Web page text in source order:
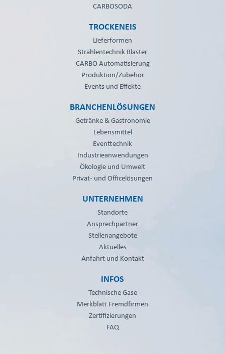
CARBOSODA
TROCKENEIS
Lieferformen
Strahlentechnik Blaster
CARBO Automatisierung
Produktion/Zubehör
Events und Effekte
BRANCHENLÖSUNGEN
Getränke & Gastronomie
Lebensmittel
Eventtechnik
Industrieanwendungen
Ökologie und Umwelt
Privat- und Officelösungen
UNTERNEHMEN
Standorte
Ansprechpartner
Stellenangebote
Aktuelles
Anfahrt und Kontakt
INFOS
Technische Gase
Merkblatt Fremdfirmen
Zertifizierungen
FAQ